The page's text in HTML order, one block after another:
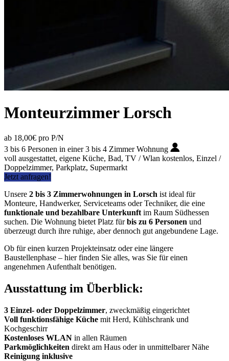
Monteurzimmer Lorsch
ab 18,00€ pro P/N
3 bis 6 Personen in einer 3 bis 4 Zimmer Wohnung
voll ausgestattet, eigene Küche, Bad, TV / Wlan kostenlos, Einzel /
Doppelzimmer, Parkplatz, Supermarkt
Jetzt anfragen!
Unsere 2 bis 3 Zimmerwohnungen in Lorsch ist ideal für
Monteure, Handwerker, Serviceteams oder Techniker, die eine
funktionale und bezahlbare Unterkunft im Raum Südhessen
suchen. Die Wohnung bietet Platz fürbis zu 6 Personen und
überzeugt durch ihre ruhige, aber dennoch gut angebundene Lage.
Ob für einen kurzen Projekteinsatz oder eine längere
Baustellenphase – hier finden Sie alles, was Sie für einen
angenehmen Aufenthalt benötigen.
Ausstattung im Überblick:
3 Einzel- oder Doppelzimmer, zweckmäßig eingerichtet
Voll funktionsfähige Küche mit Herd, Kühlschrank und
Kochgeschirr
Kostenloses WLAN in allen Räumen
Parkmöglichkeiten direkt am Haus oder in unmittelbarer Nähe
Reinigung inklusive